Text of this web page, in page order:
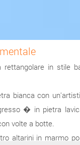
in stile
bianca con
� in pietra
volte a botte.
altarini in marmo